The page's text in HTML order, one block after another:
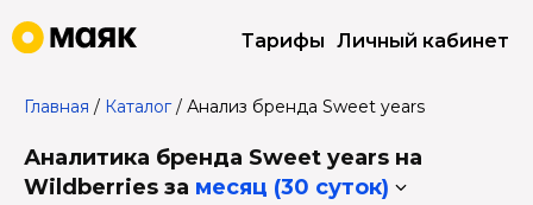
Тарифы Личный кабинет
Главная / Каталог/ Анализ бренда Sweet years
Аналитика бренда Sweet years на
Wildberries за месяц (30 суток)